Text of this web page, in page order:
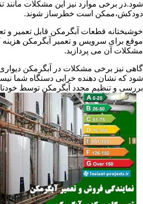
شود.در برخی موارد نیز این مشکلات مانند
دودکش،ممکن است خطرساز شوند.
خوشبختانه قطعات آبگرمکن قابل تعمیر و
موقع برای سرویس و تعمیر آبگرمکن
مشکلات آن می پردازید.
گاهی نیز برخی مشکلات در آبگرمکن
شود که نشان دهنده خرابی دستگاه شما
بررسی و تنظیم مجدد آبگرمکن توسط